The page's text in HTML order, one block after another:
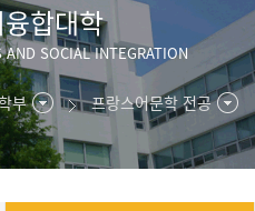
합대학
SOCIAL INTEGRATION
부 프랑스어문학 전공